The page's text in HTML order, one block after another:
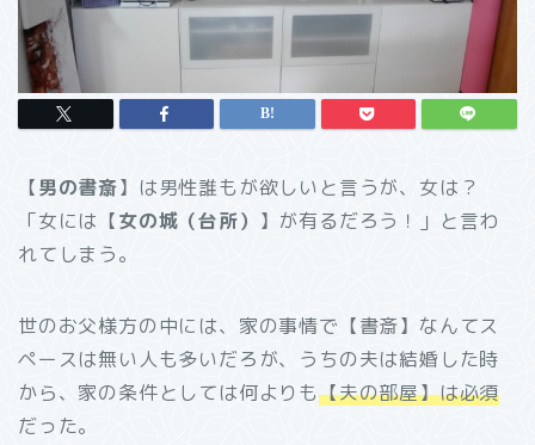
【男の書斎】は男性誰もが欲しいと言うが、女は？
「女には【女の城（台所） 】が有るだろう！」と言わ
れてしまう。
世のお父様方の中には、家の事情で【書斎】なんてス
ペースは無い人も多いだろが、うちの夫は結婚した時
から、家の条件としては何よりも【夫の部屋】は必須
だった。